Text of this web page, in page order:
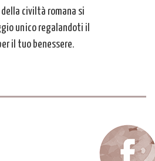
della civiltà romana si
unico regalandoti il
il tuo benessere.